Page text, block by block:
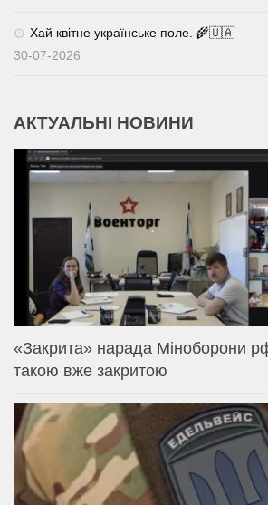
Хай квітне українське поле. 🌾🇺🇦
30-07-2026
АКТУАЛЬНІ НОВИНИ
«Закрита» нарада Міноборони
такою вже закритою